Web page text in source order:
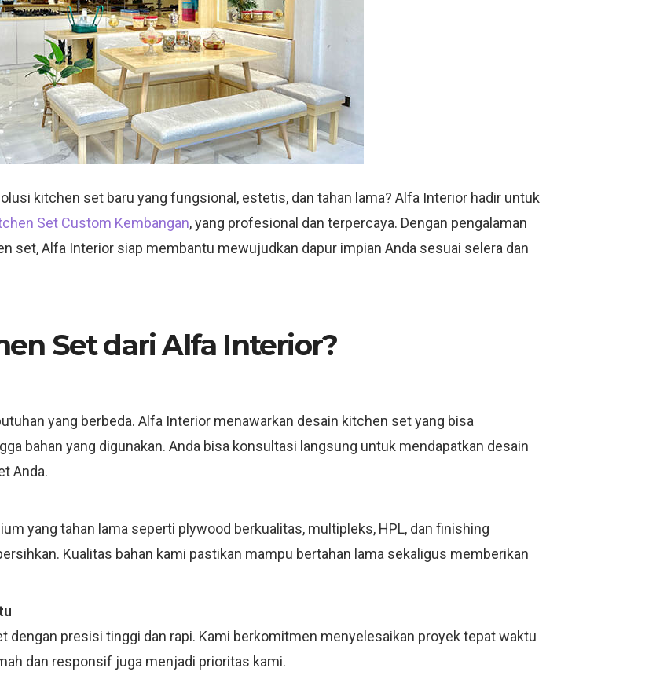
kitchen set baru yang fungsional, estetis, dan tahan lama? Alfa Interior hadir untuk
Set Custom Kembangan, yang profesional dan terpercaya. Dengan pengalaman
set, Alfa Interior siap membantu mewujudkan dapur impian Anda sesuai selera dan
Set dari Alfa Interior?
yang berbeda. Alfa Interior menawarkan desain kitchen set yang bisa
bahan yang digunakan. Anda bisa konsultasi langsung untuk mendapatkan desain
Anda.
yang tahan lama seperti plywood berkualitas, multipleks, HPL, dan finishing
Kualitas bahan kami pastikan mampu bertahan lama sekaligus memberikan
dengan presisi tinggi dan rapi. Kami berkomitmen menyelesaikan proyek tepat waktu
dan responsif juga menjadi prioritas kami.